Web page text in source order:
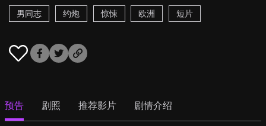
男同志
约炮 惊悚 欧洲 短片
预告 剧照 推荐影片 剧情介绍